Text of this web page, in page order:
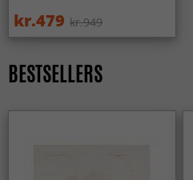
Passer Wilton-tæpper til
lige godt i moderne hjem som i
kr.479 kr.949
BESTSELLERS